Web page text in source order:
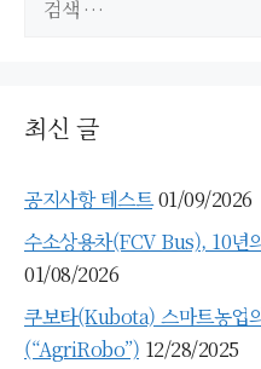
최신 글
공지사항 테스트 01/09/2026
수소상용차(FCV Bus), 10년
01/08/2026
쿠보타(Kubota) 스마트농업
(“AgriRobo”) 12/28/2025